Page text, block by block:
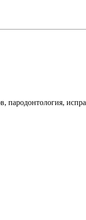
пародонтология,